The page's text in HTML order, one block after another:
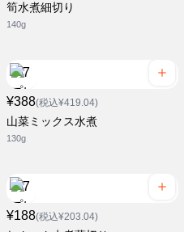
筍水煮細切り
140g
¥388(税込¥419.04)
山菜ミックス水煮
130g
¥188(税込¥203.04)